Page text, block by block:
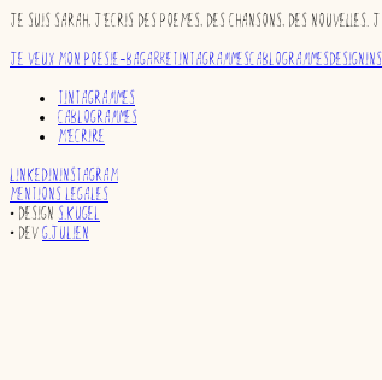
Je suis Sarah, j’écris des poèmes, des chansons, des
Je veux mon Poésie-bagarreTintagrammesCablogrammesDesign
TINTAGRAMMES
Cablogrammes
M'écrire
LinkedInInstagram
Mentions légales
• Design S.Kügel
• DevG.Julien